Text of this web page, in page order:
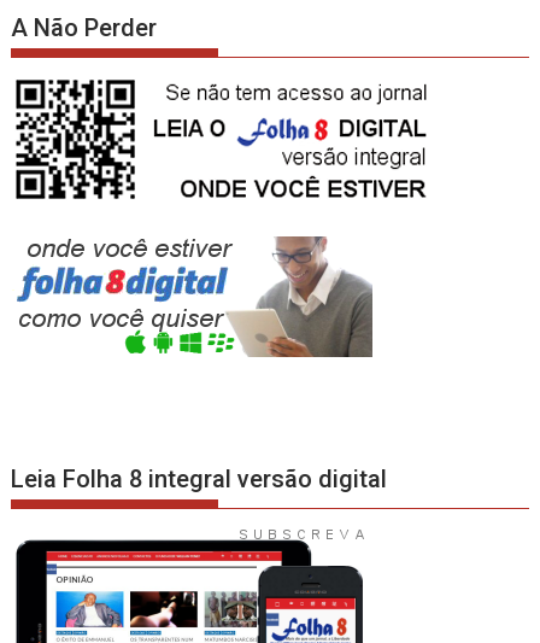
A Não Perder
Leia Folha 8 integral versão digital